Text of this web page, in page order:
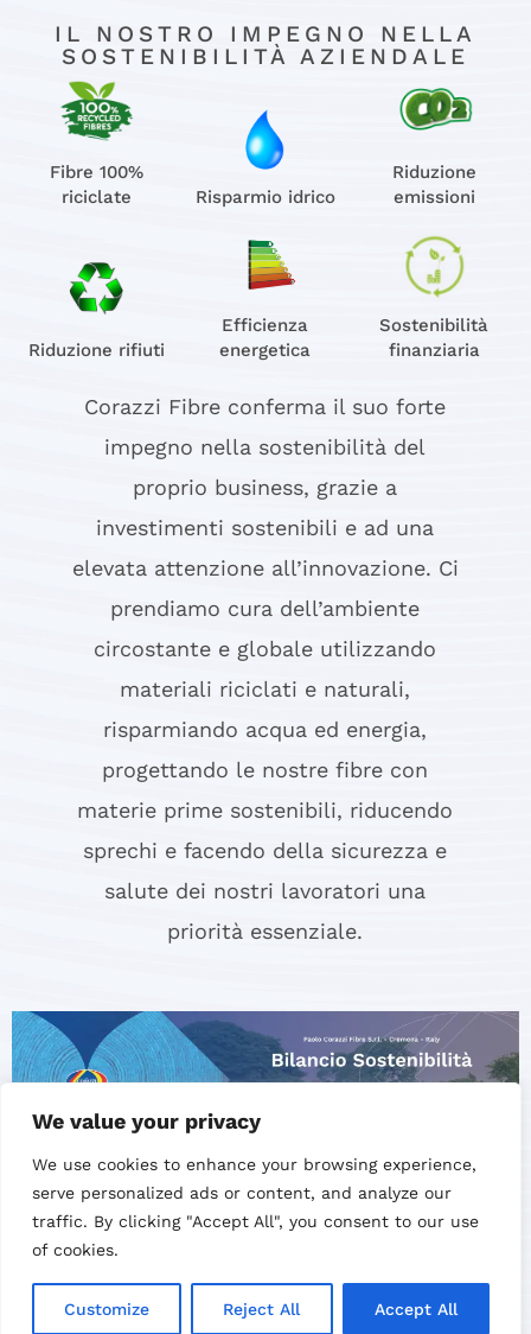
We value your privacy
We use cookies to enhance your browsing experience,
serve personalized ads or content, and analyze our
traffic. By clicking "Accept All", you consent to our use
of cookies.
Customize Reject All Accept All
IL NOSTRO IMPEGNO NELLA
SOSTENIBILITÀ AZIENDALE
Fibre 100%
riciclate
Risparmio idrico
Riduzione
emissioni
Riduzione rifiuti
Efficienza
energetica
Sostenibilità
finanziaria
Corazzi Fibre conferma il suo forte
impegno nella sostenibilità del
proprio business, grazie a
investimenti sostenibili e ad una
elevata attenzione all’innovazione. Ci
prendiamo cura dell’ambiente
circostante e globale utilizzando
materiali riciclati e naturali,
risparmiando acqua ed energia,
progettando le nostre fibre con
materie prime sostenibili, riducendo
sprechi e facendo della sicurezza e
salute dei nostri lavoratori una
priorità essenziale.